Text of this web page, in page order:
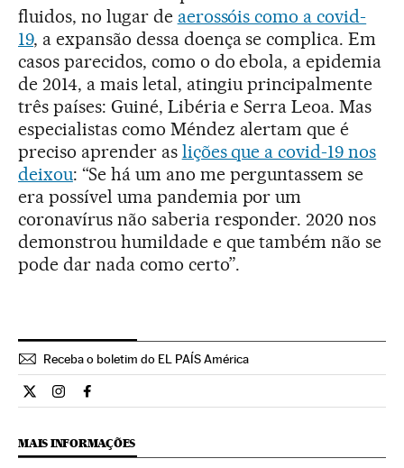
fluidos, no lugar de aerossóis como a covid-
19, a expansão dessa doença se complica. Em
casos parecidos, como o do ebola, a epidemia
de 2014, a mais letal, atingiu principalmente
três países: Guiné, Libéria e Serra Leoa. Mas
especialistas como Méndez alertam que é
preciso aprender as lições que a covid-19 nos
deixou: “Se há um ano me perguntassem se
era possível uma pandemia por um
coronavírus não saberia responder. 2020 nos
demonstrou humildade e que também não se
pode dar nada como certo”.
Receba o boletim do EL PAÍS América
Ciencia El País Brasil en Twitter
Ciencia El País Brasil en Instagram
Ciencia El País Brasil en Facebook
MAIS INFORMAÇÕES